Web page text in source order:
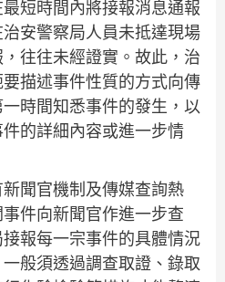
短時間內將接報消息通報
安警察局人員未抵達現場
往往未經證實。故此，治
描述事件性質的方式向傳
時間知悉事件的發生，以
的詳細內容或進一步情
聞官機制及傳媒查詢熱
件向新聞官作進一步查
報每一宗事件的具體情況
般須透過調查取證、錄取